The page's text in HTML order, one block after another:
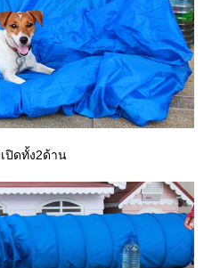
ปิดทั้ง2ด้าน